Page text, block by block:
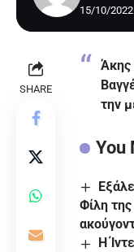
15/10/
SHARE
Άκης
την
You
Φίλη
Η